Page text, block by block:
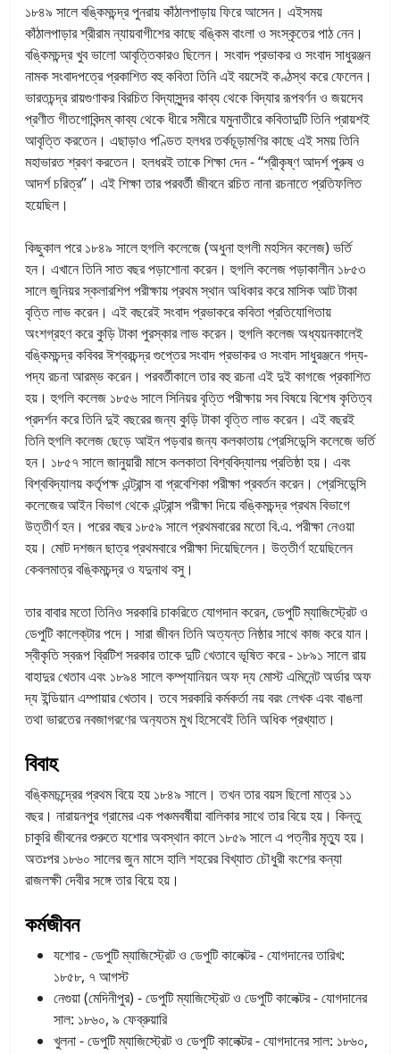
১৮৪৯ সালে বঙ্কিমচন্দ্র পুনরায় কাঁঠালপাড়ায় ফিরে আসেন। এইসময়
কাঁঠালপাড়ার শ্রীরাম ন্যায়বাগীশের কাছে বঙ্কিম বাংলা ও সংস্কৃতের পাঠ নেন।
বঙ্কিমচন্দ্র খুব ভালো আবৃত্তিকারও ছিলেন। সংবাদ প্রভাকর ও সংবাদ সাধুরঞ্জন
নামক সংবাদপত্রে প্রকাশিত বহু কবিতা তিনি এই বয়সেই কণ্ঠস্থ করে ফেলেন।
ভারতচন্দ্র রায়গুণাকর বিরচিত বিদ্যাসুন্দর কাব্য থেকে বিদ্যার রূপবর্ণন ও জয়দেব
প্রণীত গীতগোবিন্দম্ কাব্য থেকে ধীরে সমীরে যমুনাতীরে কবিতাদুটি তিনি প্রায়শই
আবৃত্তি করতেন। এছাড়াও পণ্ডিত হলধর তর্কচূড়ামণির কাছে এই সময় তিনি
মহাভারত শ্রবণ করতেন। হলধরই তাকে শিক্ষা দেন - “শ্রীকৃষ্ণ আদর্শ পুরুষ ও
আদর্শ চরিত্র”। এই শিক্ষা তার পরবর্তী জীবনে রচিত নানা রচনাতে প্রতিফলিত
হয়েছিল।
কিছুকাল পরে ১৮৪৯ সালে হুগলি কলেজে (অধুনা হুগলী মহসিন কলেজ) ভর্তি
হন। এখানে তিনি সাত বছর পড়াশোনা করেন। হুগলি কলেজ পড়াকালীন ১৮৫৩
সালে জুনিয়র স্কলারশিপ পরীক্ষায় প্রথম স্থান অধিকার করে মাসিক আট টাকা
বৃত্তি লাভ করেন। এই বছরেই সংবাদ প্রভাকরে কবিতা প্রতিযোগিতায়
অংশগ্রহণ করে কুড়ি টাকা পুরস্কার লাভ করেন। হুগলি কলেজ অধ্যয়নকালেই
বঙ্কিমচন্দ্র কবিবর ঈশ্বরচন্দ্র গুপ্তের সংবাদ প্রভাকর ও সংবাদ সাধুরঞ্জনে গদ্য-
পদ্য রচনা আরম্ভ করেন। পরবর্তীকালে তার বহু রচনা এই দুই কাগজে প্রকাশিত
হয়। হুগলি কলেজ ১৮৫৬ সালে সিনিয়র বৃত্তি পরীক্ষায় সব বিষয়ে বিশেষ কৃতিত্ব
প্রদর্শন করে তিনি দুই বছরের জন্য কুড়ি টাকা বৃত্তি লাভ করেন। এই বছরই
তিনি হুগলি কলেজ ছেড়ে আইন পড়বার জন্য কলকাতায় প্রেসিডেন্সি কলেজে ভর্তি
হন। ১৮৫৭ সালে জানুয়ারী মাসে কলকাতা বিশ্ববিদ্যালয় প্রতিষ্ঠা হয়। এবং
বিশ্ববিদ্যালয় কর্তৃপক্ষ এন্ট্রান্স বা প্রবেশিকা পরীক্ষা প্রবর্তন করেন। প্রেসিডেন্সি
কলেজের আইন বিভাগ থেকে এন্ট্রান্স পরীক্ষা দিয়ে বঙ্কিমচন্দ্র প্রথম বিভাগে
উত্তীর্ণ হন। পরের বছর ১৮৫৯ সালে প্রথমবারের মতো বি.এ. পরীক্ষা নেওয়া
হয়। মোট দশজন ছাত্র প্রথমবারে পরীক্ষা দিয়েছিলেন। উত্তীর্ণ হয়েছিলেন
কেবলমাত্র বঙ্কিমচন্দ্র ও যদুনাথ বসু।
তার বাবার মতো তিনিও সরকারি চাকরিতে যোগদান করেন, ডেপুটি ম্যাজিস্ট্রেট ও
ডেপুটি কালেক্‌টার পদে। সারা জীবন তিনি অত্যন্ত নিষ্ঠার সাথে কাজ করে যান।
স্বীকৃতি স্বরূপ ব্রিটিশ সরকার তাকে দুটি খেতাবে ভূষিত করে - ১৮৯১ সালে রায়
বাহাদুর খেতাব এবং ১৮৯৪ সালে কম্প্যানিয়ন অফ দ্য মোস্ট এমিনেন্ট অর্ডার অফ
দ্য ইন্ডিয়ান এম্পায়ার খেতাব। তবে সরকারি কর্মকর্তা নয় বরং লেখক এবং বাঙলা
তথা ভারতের নবজাগরণের অন‍্যতম মুখ হিসেবেই তিনি অধিক প্রখ্যাত।
বিবাহ
বঙ্কিমচন্দ্রের প্রথম বিয়ে হয় ১৮৪৯ সালে। তখন তার বয়স ছিলো মাত্র ১১
বছর। নারায়নপুর গ্রামের এক পঞ্চমবর্ষীয়া বালিকার সাথে তার বিয়ে হয়। কিন্তু
চাকুরি জীবনের শুরুতে যশোর অবস্থান কালে ১৮৫৯ সালে এ পত্নীর মৃত্যু হয়।
অতঃপর ১৮৬০ সালের জুন মাসে হালি শহরের বিখ্যাত চৌধুরী বংশের কন্যা
রাজলক্ষী দেবীর সঙ্গে তার বিয়ে হয়।
কর্মজীবন
যশোর - ডেপুটি ম্যাজিস্ট্রেট ও ডেপুটি কালেক্টর - যোগদানের তারিখ:
১৮৫৮, ৭ আগস্ট
নেগুয়া (মেদিনীপুর) - ডেপুটি ম্যাজিস্ট্রেট ও ডেপুটি কালেক্টর - যোগদানের
সাল: ১৮৬০, ৯ ফেব্রুয়ারি
খুলনা - ডেপুটি ম্যাজিস্ট্রেট ও ডেপুটি কালেক্টর - যোগদানের সাল: ১৮৬০,